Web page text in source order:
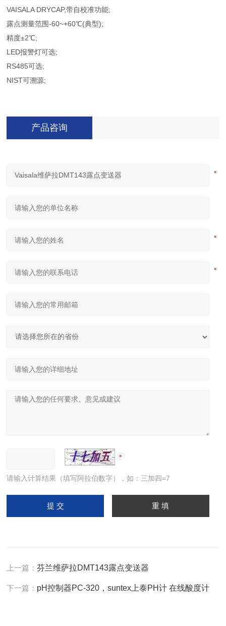
VAISALA DRYCAP,带自校准功能;
露点测量范围-60~+60℃(典型);
精度±2℃;
LED报警灯可选;
RS485可选;
NIST可溯源;
产品咨询
请输入计算结果（填写阿拉伯数字），如：三加四=7
上一篇：芬兰维萨拉DMT143露点变送器
下一篇： pH控制器PC-320，suntex上泰PH计 在线酸度计